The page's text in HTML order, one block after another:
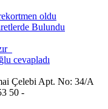
oldu
Bulundu
cevapladı
Çelebi Apt. No: 34/A
50 -